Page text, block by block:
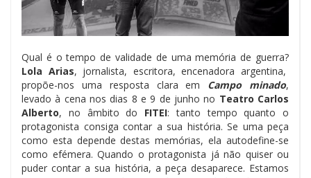
Qual é o tempo de validade de uma memória de guerra?
Lola Arias, jornalista, escritora, encenadora argentina,
propõe-nos uma resposta clara em Campo minado,
levado à cena nos dias 8 e 9 de junho no Teatro Carlos
Alberto, no âmbito do FITEI: tanto tempo quanto o
protagonista consiga contar a sua história. Se uma peça
como esta depende destas memórias, ela autodefine-se
como efémera. Quando o protagonista já não quiser ou
puder contar a sua história, a peça desaparece. Estamos